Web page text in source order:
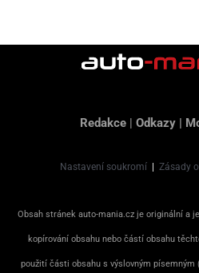
Redakce | Odkazy |
Nastavení soukromí Zásady
Obsah stránek auto-mania.cz je originální a
kopírování obsahu nebo částí obsahu
použití části obsahu s výslovným